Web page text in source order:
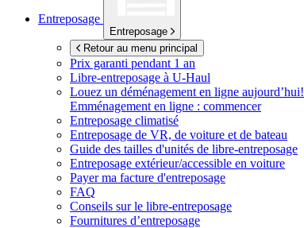
Entreposage
Entreposage
Retour au menu principal
Prix garanti pendant 1 an
Libre-entreposage à U-Haul
Louez un déménagement en ligne aujourd’hui!
Emménagement en ligne : commencer
Entreposage climatisé
Entreposage de VR, de voiture et de bateau
Guide des tailles d'unités de libre-entreposage
Entreposage extérieur/accessible en voiture
Payer ma facture d'entreposage
FAQ
Conseils sur le libre-entreposage
Fournitures d’entreposage